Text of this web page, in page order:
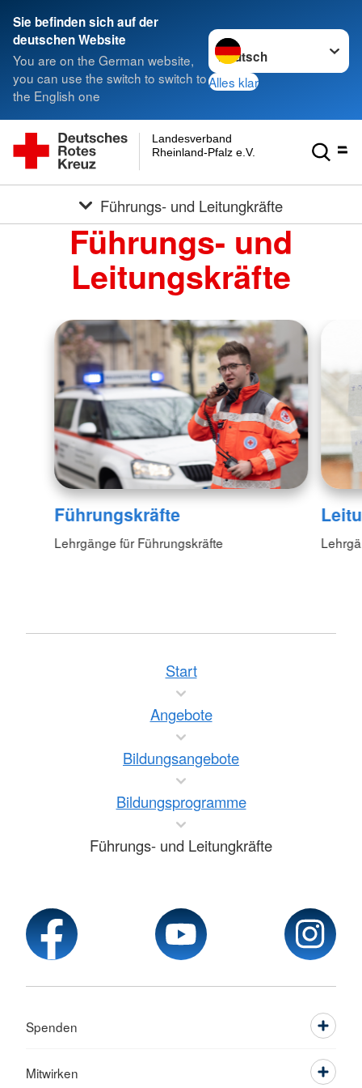
Sie befinden sich auf der
deutschen Website
You are on the German website,
you can use the switch to switch to
the English one
Sprache wechseln zu
Alles klar
Rheinland-Pfalz e.V.
Landesverband
Führungs- und Leitungkräfte
Führungs- und
Leitungskräfte
Führungskräfte
Lehrgänge für Führungskräfte
Start
Angebote
Bildungsangebote
Bildungsprogramme
Führungs- und Leitungkräfte
Spenden
Mitwirken